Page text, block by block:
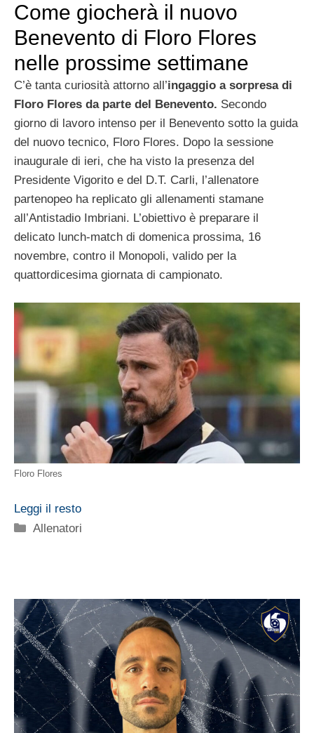
Come giocherà il nuovo
Benevento di Floro Flores
nelle prossime settimane
C’è tanta curiosità attorno all’ingaggio a sorpresa di
Floro Flores da parte del Benevento. Secondo
giorno di lavoro intenso per il Benevento sotto la guida
del nuovo tecnico, Floro Flores. Dopo la sessione
inaugurale di ieri, che ha visto la presenza del
Presidente Vigorito e del D.T. Carli, l’allenatore
partenopeo ha replicato gli allenamenti stamane
all’Antistadio Imbriani. L’obiettivo è preparare il
delicato lunch-match di domenica prossima, 16
novembre, contro il Monopoli, valido per la
quattordicesima giornata di campionato.
Floro Flores
Leggi il resto
Categorie
Allenatori